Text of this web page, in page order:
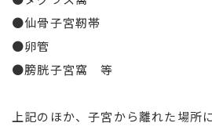
●仙骨子宮靭帯
●卵管
●膀胱子宮窩 等
上記のほか、子宮から離れた場所